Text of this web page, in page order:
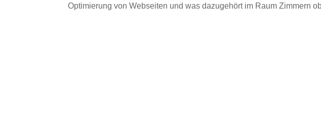
Optimierung von Webseiten und was dazugehört im Raum Zimmern